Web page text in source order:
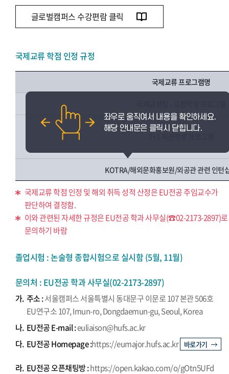
글로벌캠퍼스 수강편람 클릭
국제교류 학점 인정 규정
국제교류 프로그램명
KOTRA/해외문화홍보원/외공관 관련 인턴
국제교류 학점 인정 및 해외 취득 성적 산정은 EU전공 주임교수가
판단하여 결정함.
이와 관련된 자세한 규정은 EU전공 학과 사무실(☎02-2173-2897)로
문의하기 바람
졸업시험 : 논술형 종합시험으로 실시함 (5월, 11월)
문의처 : EU전공 학과 사무실(02-2173-2897)
가. 주소 :서울캠퍼스 서울특별시 동대문구 이문로 107 본관 506호
EU연구소 107, Imun-ro, Dongdaemun-gu, Seoul, Korea
나. EU전공 E-mail :euliaison@hufs.ac.kr
다. EU전공 Homepage :https://eumajor.hufs.ac.kr 바로가기
라. EU전공 오픈채팅방 :https://open.kakao.com/o/gOtn5UFd